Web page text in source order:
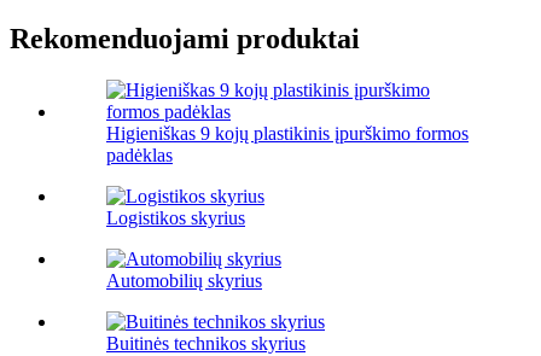
Rekomenduojami produktai
Higieniškas 9 kojų plastikinis įpurškimo formos
padėklas
Logistikos skyrius
Automobilių skyrius
Buitinės technikos skyrius